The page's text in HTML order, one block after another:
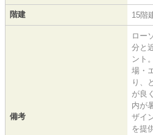
階建 15階
備考
ロー
分と
ント
場・
り、
が良
内が
ザイ
を提